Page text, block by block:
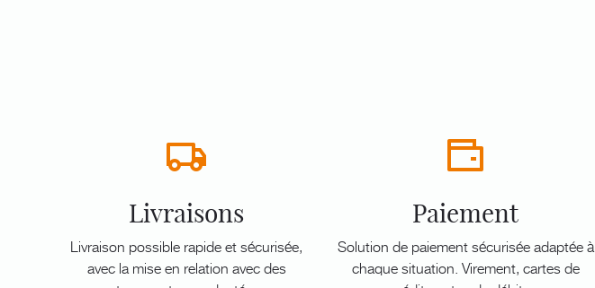
Livraisons
Livraison possible rapide et sécurisée,
avec la mise en relation avec des
Paiement
Solution de paiement sécurisée adaptée à
chaque situation. Virement, cartes de